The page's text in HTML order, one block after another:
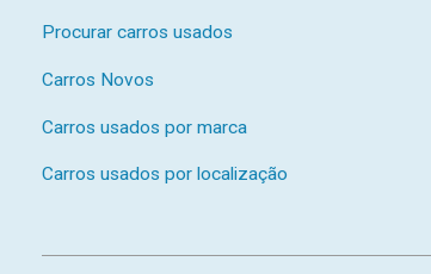
Procurar carros usados
Carros Novos
Carros usados por marca
Carros usados por localização